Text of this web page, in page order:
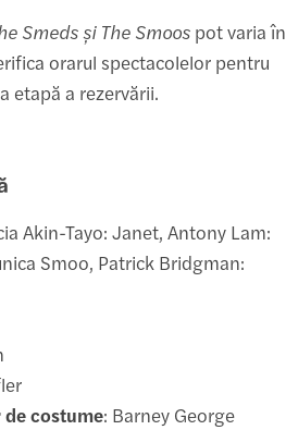
Smeds și The Smoos pot varia în
orarul spectacolelor pentru
etapă a rezervării.
Akin-Tayo: Janet, Antony Lam:
Smoo, Patrick Bridgman:
costume: Barney George